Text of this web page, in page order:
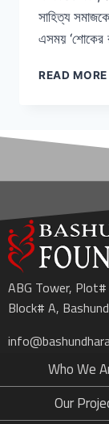
সাহিত্য
এসময় ‘শোকের
READ MORE
ABG Tower,
Block# A,
Who We
Our